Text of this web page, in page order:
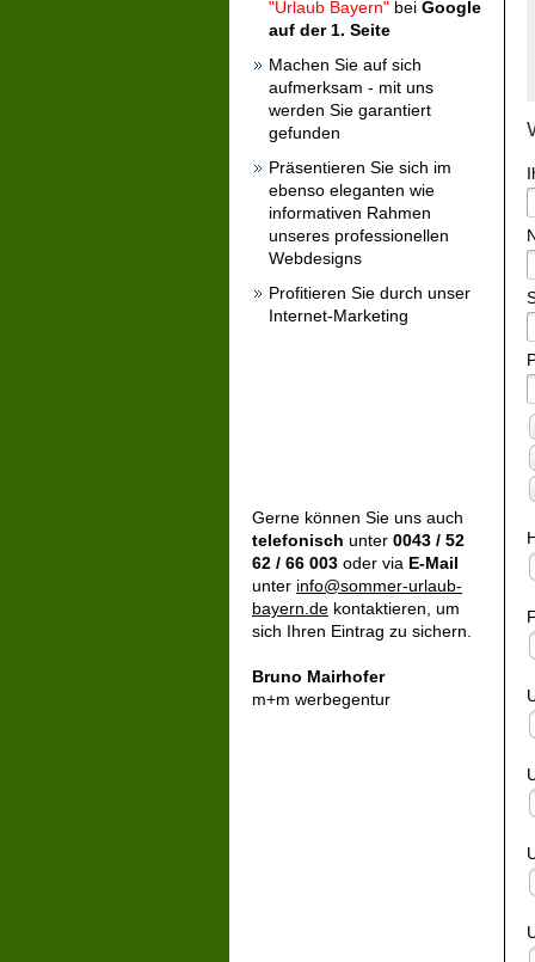
"Urlaub Bayern" bei Google
auf der 1. Seite
Machen Sie auf sich
aufmerksam - mit uns
werden Sie garantiert
gefunden
Präsentieren Sie sich im
ebenso eleganten wie
informativen Rahmen
unseres professionellen
Webdesigns
Profitieren Sie durch unser
Internet-Marketing
Gerne können Sie uns auch
telefonisch unter 0043 / 52
62 / 66 003 oder via E-Mail
unter info@sommer-urlaub-
bayern.de kontaktieren, um
sich Ihren Eintrag zu sichern.
Bruno Mairhofer
m+m werbegentur